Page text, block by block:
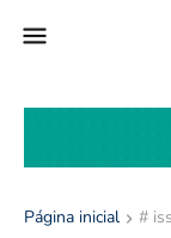
Página inicial #